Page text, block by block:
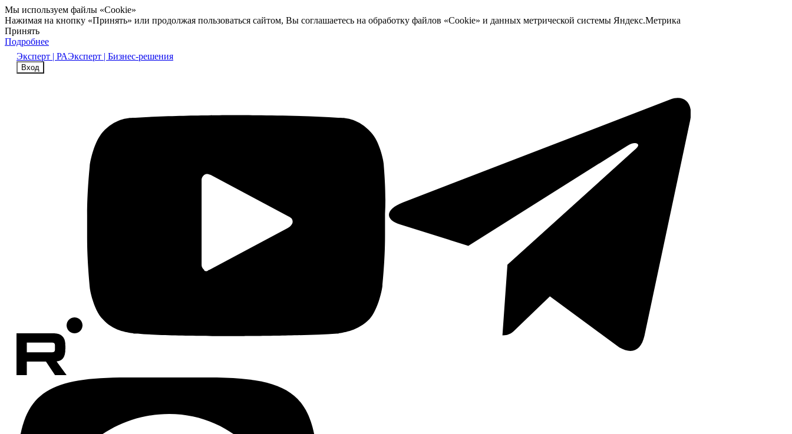
Мы используем файлы «Cookie»
Нажимая на кнопку «Принять» или продолжая пользоваться сайтом, Вы соглашаетесь на обработку файлов «Cookie» и данных метрической системы Яндекс.Метрика
Принять
Подробнее
Эксперт | РАЭксперт | Бизнес-решения
Вход